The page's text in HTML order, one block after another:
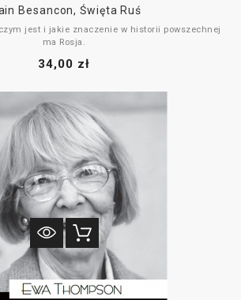
Besancon, Święta Ruś
jest i jakie znaczenie w historii powszechnej
ma Rosja.
na powyższe zagadnienia, Alain Besançon
34,00 zł